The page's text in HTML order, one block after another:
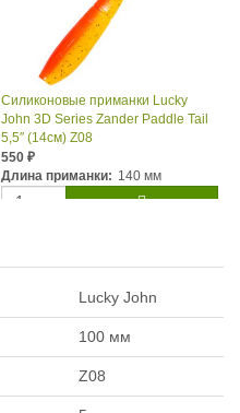
Силиконовые приманки Lucky
John 3D Series Zander Paddle Tail
5,5″ (14см) Z08
550 ₽
Длина приманки: 140 мм
Lucky John
100 мм
Z08